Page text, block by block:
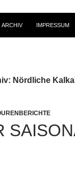
ARCHIV IMPRESSUM
Nördliche